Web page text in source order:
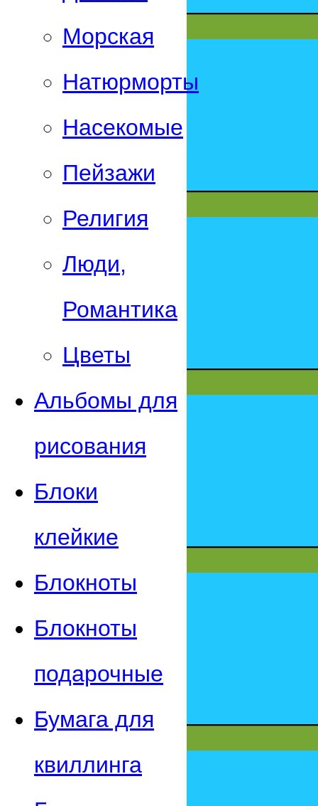
Морская
Натюрморты
Насекомые
Пейзажи
Религия
Люди,
Романтика
Цветы
Альбомы для
рисования
Блоки
клейкие
Блокноты
Блокноты
подарочные
Бумага для
квиллинга